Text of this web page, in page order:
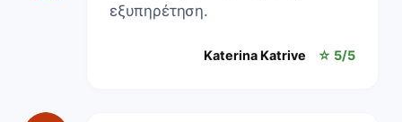
εξυπηρέτηση.
Katerina Katrive ☆ 5/5